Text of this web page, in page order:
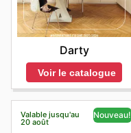
Darty
Voir le catalogue
Valable jusqu'au
20 août
Nouveau!